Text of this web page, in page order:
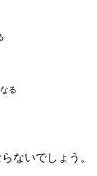
る
ないでしょう。